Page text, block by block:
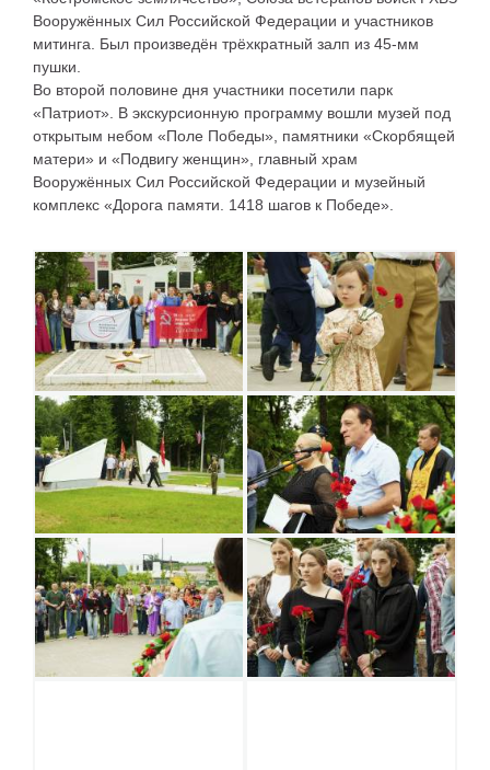
Вооружённых Сил Российской Федерации и участников
митинга. Был произведён трёхкратный залп из 45-мм
пушки.
Во второй половине дня участники посетили парк
«Патриот». В экскурсионную программу вошли музей под
открытым небом «Поле Победы», памятники «Скорбящей
матери» и «Подвигу женщин», главный храм
Вооружённых Сил Российской Федерации и музейный
комплекс «Дорога памяти. 1418 шагов к Победе».